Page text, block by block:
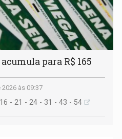
para R$ 165
às 09:37
- 21 - 24 - 31 - 43 - 54